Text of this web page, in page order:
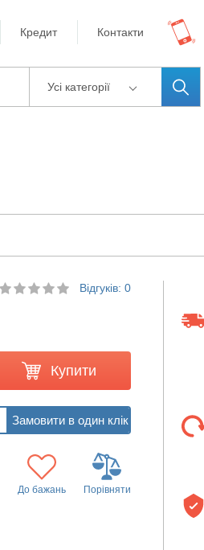
Кредит Контакти
Усі категорії
Відгуків: 0
Купити
До бажань Порівняти